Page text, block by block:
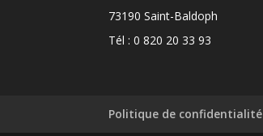
73190 Saint-Baldoph
Tél : 0 820 20 33 93
Politique de confidentialité